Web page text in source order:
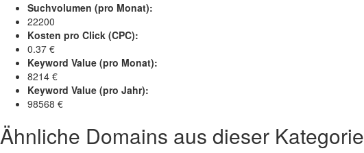
Suchvolumen (pro Monat):
22200
Kosten pro Click (CPC):
0.37 €
Keyword Value (pro Monat):
8214 €
Keyword Value (pro Jahr):
98568 €
Ähnliche Domains aus dieser Kategorie